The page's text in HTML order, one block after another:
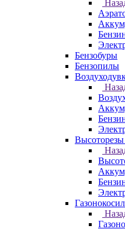
Бензобуры
Бензопилы
Высоторезы